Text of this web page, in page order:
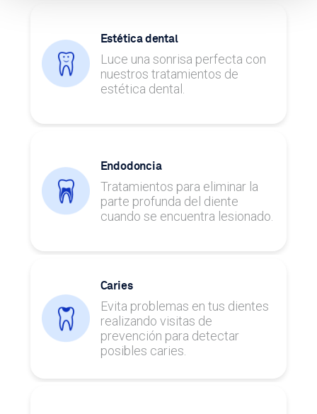
Estética dental
Luce una sonrisa perfecta con
nuestros tratamientos de
estética dental.
Endodoncia
Tratamientos para eliminar la
parte profunda del diente
cuando se encuentra lesionado.
Caries
Evita problemas en tus dientes
realizando visitas de
prevención para detectar
posibles caries.